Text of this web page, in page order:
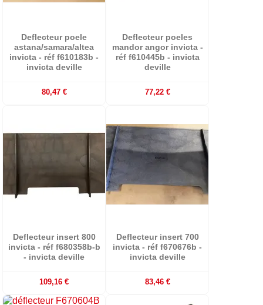
Deflecteur poele
astana/samara/altea
invicta - réf f610183b -
invicta deville
80,47 €
Deflecteur poeles
mandor angor invicta -
réf f610445b - invicta
deville
77,22 €
Deflecteur insert 800
invicta - réf f680358b-b
- invicta deville
109,16 €
Deflecteur insert 700
invicta - réf f670676b -
invicta deville
83,46 €